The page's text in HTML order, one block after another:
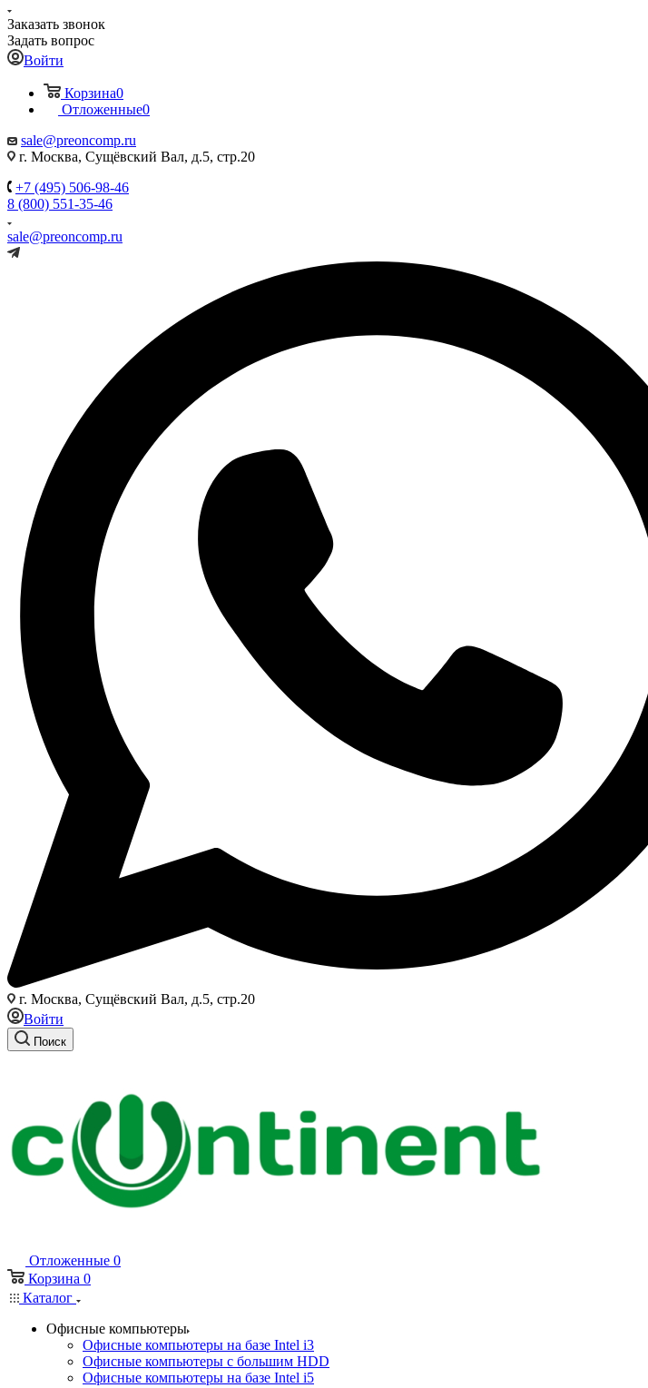
Заказать звонок
Задать вопрос
Войти
Корзина0
Отложенные0
sale@preoncomp.ru
г. Москва, Сущёвский Вал, д.5, стр.20
+7 (495) 506-98-46
8 (800) 551-35-46
sale@preoncomp.ru
г. Москва, Сущёвский Вал, д.5, стр.20
Войти
Поиск
Отложенные 0
Корзина 0
Каталог
Офисные компьютеры
Офисные компьютеры на базе Intel i3
Офисные компьютеры с большим HDD
Офисные компьютеры на базе Intel i5